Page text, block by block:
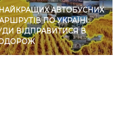
АВТОБУСНИХ
ПО УКРАЇНІ:
ВІДПРАВИТИСЯ В